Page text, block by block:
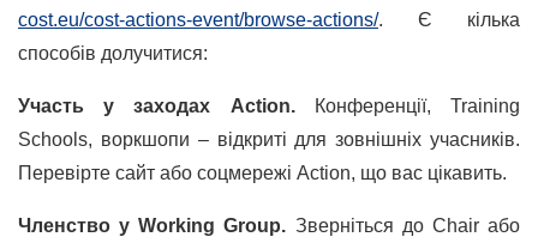
cost.eu/cost-actions-event/browse-actions/. Є кілька
способів долучитися:
Участь у заходах Action.Конференції, Training
Schools, воркшопи – відкриті для зовнішніх учасників.
Перевірте сайт або соцмережі Action, що вас цікавить.
Членство у Working Group. Зверніться до Chair або